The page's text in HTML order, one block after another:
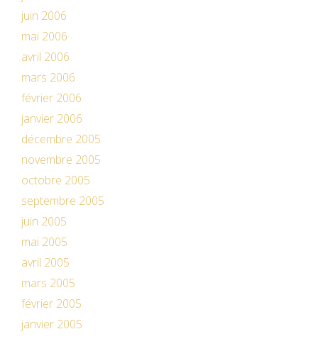
juin 2006
mai 2006
avril 2006
mars 2006
février 2006
janvier 2006
décembre 2005
novembre 2005
octobre 2005
septembre 2005
juin 2005
mai 2005
avril 2005
mars 2005
février 2005
janvier 2005